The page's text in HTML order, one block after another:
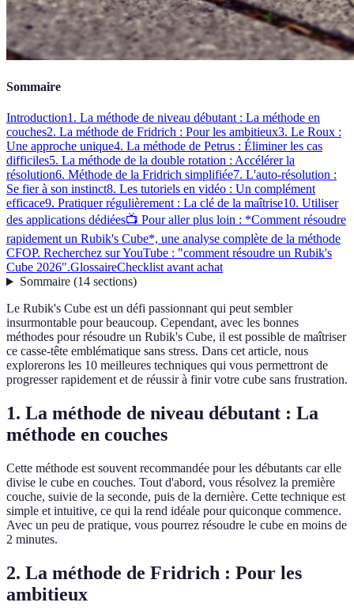
Sommaire
Introduction1. La méthode de niveau débutant : La méthode en
couches2. La méthode de Fridrich : Pour les ambitieux3. Le Roux :
Une approche unique4. La méthode de Petrus : Éliminer les cas
difficiles5. La méthode de la double rotation : Accélérer la
résolution6. Méthode de la Fridrich simplifiée7. L'auto-résolution :
Se fier à son instinct8. Les tutoriels en vidéo : Un complément
efficace9. Pratiquer régulièrement : La clé de la maîtrise10. Utiliser
des applications dédiées📺 Pour aller plus loin : *Comment résoudre
rapidement un Rubik's Cube*, une analyse complète de la méthode
CFOP. Recherchez sur YouTube : "comment résoudre un Rubik's
Cube 2026".GlossaireChecklist avant achat
Sommaire(14 sections)
Le Rubik's Cube est un défi passionnant qui peut sembler
insurmontable pour beaucoup. Cependant, avec les bonnes
méthodes pour résoudre un Rubik's Cube, il est possible de maîtriser
ce casse-tête emblématique sans stress. Dans cet article, nous
explorerons les 10 meilleures techniques qui vous permettront de
progresser rapidement et de réussir à finir votre cube sans frustration.
1. La méthode de niveau débutant : La
méthode en couches
Cette méthode est souvent recommandée pour les débutants car elle
divise le cube en couches. Tout d'abord, vous résolvez la première
couche, suivie de la seconde, puis de la dernière. Cette technique est
simple et intuitive, ce qui la rend idéale pour quiconque commence.
Avec un peu de pratique, vous pourrez résoudre le cube en moins de
2 minutes.
2. La méthode de Fridrich : Pour les
ambitieux